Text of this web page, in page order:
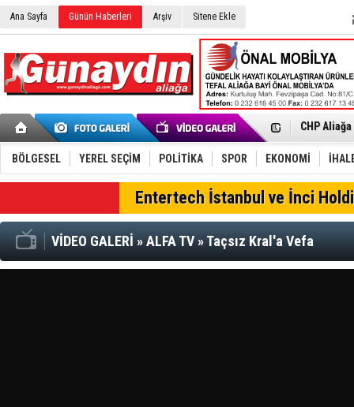
Ana Sayfa Günün Haberleri Arşiv Sitene Ekle
İzmir'in
Çağrısı
Onat
Menemen
Aliağa'da
Furkan
Chp
AK Parti
Trafiği
BÖLGESEL YEREL SEÇİM POLİTİKA SPOR EKONOMİ
Entertech İstanbul ve İnci
VİDEO GALERİ »ALFA TV»Taçsız Kral'a Vefa